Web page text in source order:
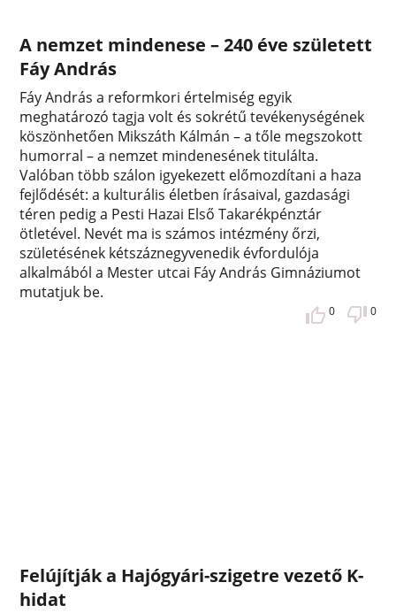
A nemzet mindenese – 240 éve született
Fáy András
Fáy András a reformkori értelmiség egyik
meghatározó tagja volt és sokrétű tevékenységének
köszönhetően Mikszáth Kálmán – a tőle megszokott
humorral – a nemzet mindenesének titulálta.
Valóban több szálon igyekezett előmozdítani a haza
fejlődését: a kulturális életben írásaival, gazdasági
téren pedig a Pesti Hazai Első Takarékpénztár
ötletével. Nevét ma is számos intézmény őrzi,
születésének kétszáznegyvenedik évfordulója
alkalmából a Mester utcai Fáy András Gimnáziumot
mutatjuk be.
0 0
Felújítják a Hajógyári-szigetre vezető K-
hidat